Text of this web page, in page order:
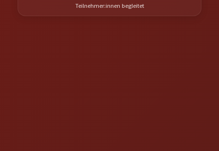
Teilnehmer:innen begleitet